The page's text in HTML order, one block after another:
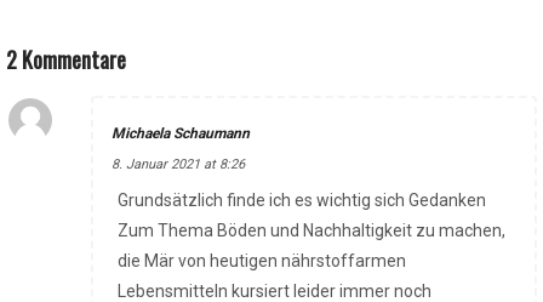
2 Kommentare
Michaela Schaumann
8. Januar 2021 at 8:26
Grundsätzlich finde ich es wichtig sich Gedanken
Zum Thema Böden und Nachhaltigkeit zu machen,
die Mär von heutigen nährstoffarmen
Lebensmitteln kursiert leider immer noch